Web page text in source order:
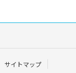
サイトマップ